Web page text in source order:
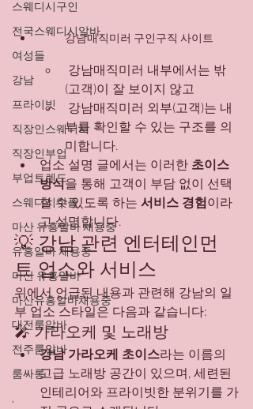
스웨디시구인
전국스웨디시알바
여성들
강남
프라이빗
직장인스웨디시
직장인부업
부업트렌드
스웨디시핫플
마산 유흥알바 채용중
유흥알바 채용중
마산 유흥알바
마산유흥알바채용중
대전룸알바
전주룸알바
룸싸롱
,
강남매직미러 구인구직 사이트
강남매직미러 내부에서는 밖
(고객)이 잘 보이지 않고
강남매직미러 외부(고객)는 내
부를 확인할 수 있는 구조를 의
미합니다.
업소 설명 글에서는 이러한 초이스
방식을 통해 고객이 부담 없이 선택
할 수 있도록 하는 서비스 경험 이라
고 설명합니다.
💡 강남 관련 엔터테인먼
트 업소와 서비스
위에서 언급된 내용과 관련해 강남의 일
부 업소 스타일은 다음과 같습니다:
🎤 가라오케 및 노래방
강남 가라오케 초이스라는 이름의
고급 노래방 공간이 있으며, 세련된
인테리어와 프라이빗한 분위기를 가